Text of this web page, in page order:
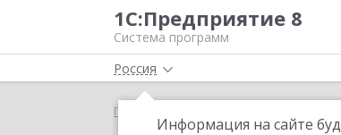
1С:Предприятие 8
Система программ
Россия
Информация на сайте
Главная